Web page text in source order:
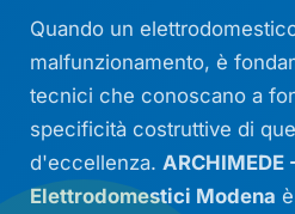
Quando un
malfunzionamento, è
tecnici che conoscano a
specificità costruttive di
d'eccellenza.
Elettrodomestici Modena